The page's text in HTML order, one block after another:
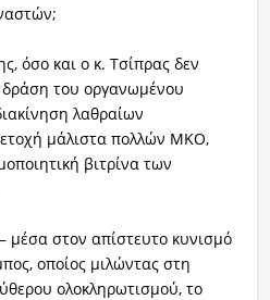
όσο και ο κ. Τσίπρας δεν
του οργανωμένου
λαθραίων
μάλιστα πολλών ΜΚΟ,
βιτρίνα των
μέσα στον απίστευτο κυνισμό
οποίος μιλώντας στη
ολοκληρωτισμού, το